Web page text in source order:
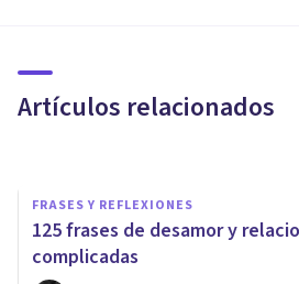
Artículos relacionados
nuestra pareja?
FRASES Y REFLEXIONES
125 frases de desamor y
complicadas